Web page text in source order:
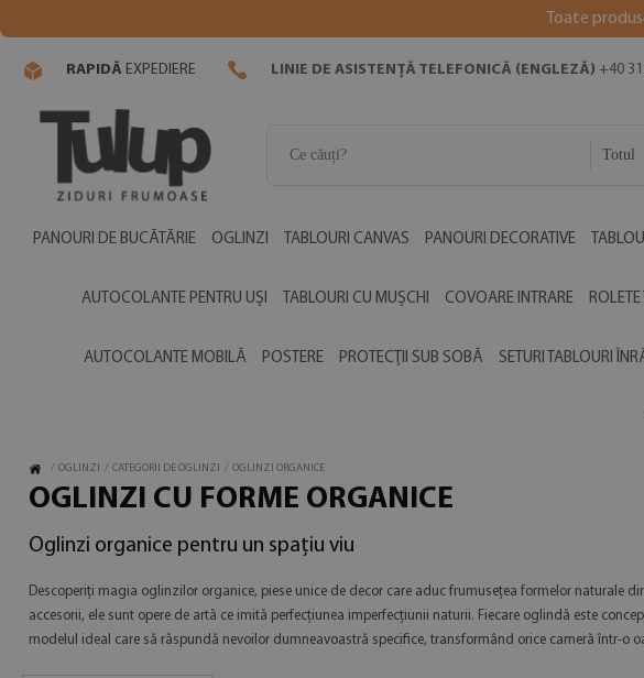
Toate
RAPIDĂ EXPEDIERE LINIE DE ASISTENȚĂ TELEFONICĂ (ENGLEZĂ) +40
Totul
PANOURI DE BUCĂTĂRIE OGLINZI TABLOURI CANVAS PANOURI DECORATIVE
AUTOCOLANTE PENTRU UȘI TABLOURI CU MUȘCHI COVOARE INTRARE ROLETE
AUTOCOLANTE MOBILĂ POSTERE PROTECȚII SUB SOBĂ SETURI TABLOURI
/ OGLINZI / CATEGORII DE OGLINZI / OGLINZI ORGANICE
OGLINZI CU FORME ORGANICE
Oglinzi organice pentru un spațiu viu
Descoperiți magia oglinzilor organice, piese unice de decor care aduc frumusețea formelor naturale
accesorii, ele sunt opere de artă ce imită perfecțiunea imperfecțiunii naturii. Fiecare oglindă este
modelul ideal care să răspundă nevoilor dumneavoastră specifice, transformând orice cameră într-o